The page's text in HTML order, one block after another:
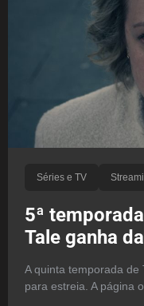
Séries e TV
5ª
Tale ganha
A quinta temporada de
para estreia. A página